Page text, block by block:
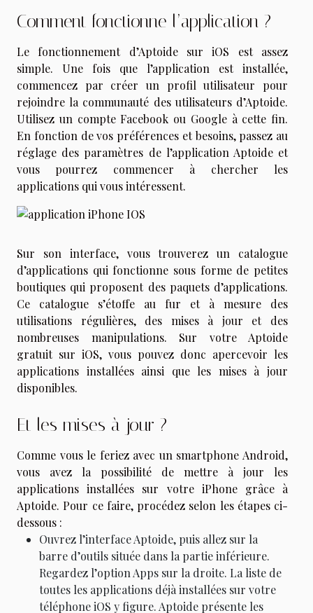
Comment fonctionne l’application ?
Le fonctionnement d’Aptoide sur iOS est assez
simple. Une fois que l’application est installée,
commencez par créer un profil utilisateur pour
rejoindre la communauté des utilisateurs d’Aptoide.
Utilisez un compte Facebook ou Google à cette fin.
En fonction de vos préférences et besoins, passez au
réglage des paramètres de l’application Aptoide et
vous pourrez commencer à chercher les
applications qui vous intéressent.
Sur son interface, vous trouverez un catalogue
d’applications qui fonctionne sous forme de petites
boutiques qui proposent des paquets d’applications.
Ce catalogue s’étoffe au fur et à mesure des
utilisations régulières, des mises à jour et des
nombreuses manipulations. Sur votre Aptoide
gratuit sur iOS, vous pouvez donc apercevoir les
applications installées ainsi que les mises à jour
disponibles.
Et les mises à jour ?
Comme vous le feriez avec un smartphone Android,
vous avez la possibilité de mettre à jour les
applications installées sur votre iPhone grâce à
Aptoide. Pour ce faire, procédez selon les étapes ci-
dessous :
Ouvrez l’interface Aptoide, puis allez sur la
barre d’outils située dans la partie inférieure.
Regardez l’option Apps sur la droite. La liste de
toutes les applications déjà installées sur votre
téléphone iOS y figure. Aptoide présente les